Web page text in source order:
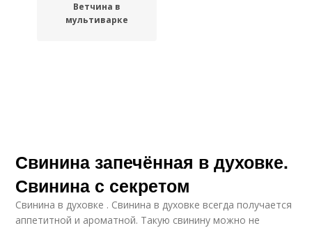
Ветчина в
мультиварке
Свинина запечённая в духовке.
Свинина с секретом
Свинина в духовке . Свинина в духовке всегда получается
аппетитной и ароматной. Такую свинину можно не